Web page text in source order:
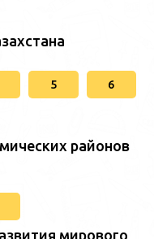
5 6
районов
мирового